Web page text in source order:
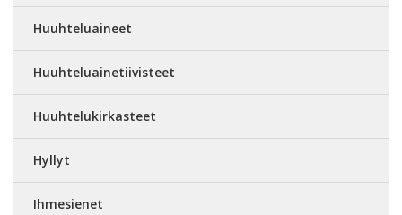
Huuhteluaineet
Huuhteluainetiivisteet
Huuhtelukirkasteet
Hyllyt
Ihmesienet